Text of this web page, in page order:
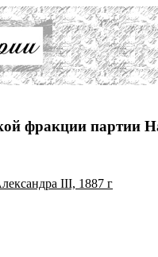
фракции партии
III, 1887 г